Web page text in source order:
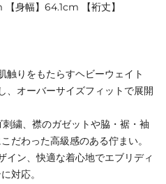
身幅】64.1cm 【裄丈】
触りをもたらすヘビーウェイト
オーバーサイズフィットで展開
繍、襟のガゼットや脇・裾・袖
だわった高級感のある佇まい。
イン、快適な着心地でエブリディ
対応。